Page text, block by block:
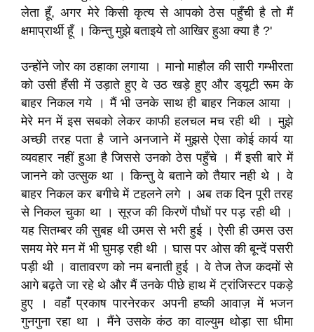
लेता हूँ, अगर मेरे किसी कृत्य से आपको ठेस पहुँची है तो मैं
क्षमाप्रार्थी हूँ । किन्तु मुझे बताइये तो आखिर हुआ क्या है ?'
उन्होंने जोर का ठहाका लगाया । मानो माहौल की सारी गम्भीरता
को उसी हँसी में उड़ाते हुए वे उठ खड़े हुए और ड्‌यूटी रूम के
बाहर निकल गये । मैं भी उनके साथ ही बाहर निकल आया ।
मेरे मन में इस सबको लेकर काफी हलचल मच रही थी । मुझे
अच्छी तरह पता है जाने अनजाने मेंं मुझसे ऐसा कोई कार्य या
व्यवहार नहीं हुआ है जिससे उनको ठेस पहुँचे । मैं इसी बारे में
जानने को उत्सुक था । किन्तु वे बताने को तैयार नही थे । वे
बाहर निकल कर बगीचे में टहलने लगे । अब तक दिन पूरी तरह
से निकल चुका था । सूरज की किरणें पौधों पर पड़ रही थी ।
यह सितम्बर की सुबह थी उमस से भरी हुई । ऐसी ही उमस उस
समय मेरे मन में भी घुमड़ रही थी । घास पर ओस की बून्दें पसरी
पड़ी थी । वातावरण को नम बनाती हुई । वे तेज तेज कदमों से
आगे बढ़ते जा रहे थे और मैं उनके पीछे हाथ में ट्रांजिस्टर पकड़े
हुए । वहांँ प्रकाष पारनेरकर अपनी हष्की आवाज़ में भजन
गुनगुना रहा था । मैंने उसके कंठ का वाल्युम थोड़ा सा धीमा